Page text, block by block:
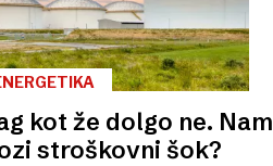
kot že dolgo ne. Nam
stroškovni šok?